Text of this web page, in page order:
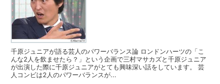
千原ジュニアが語る芸人のパワーバランス論 ロンドンハーツの「こ
んな2人を飲ませたら？」という企画で三村マサカズと千原ジュニア
が出演した際に千原ジュニアがとても興味深い話をしています。 芸
人コンビは2人のパワーバランスが...